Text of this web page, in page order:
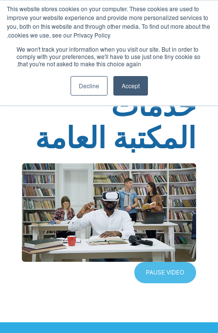
This website stores cookies on your computer. These cookies are used to
improve your website experience and provide more personalized services to
you, both on this website and through other media. To find out more about the
cookies we use, see our Privacy Policy.
We won't track your information when you visit our site. But in order to
comply with your preferences, we'll have to use just one tiny cookie so
that you're not asked to make this choice again.
Accept
Decline
خدمات
المكتبة العامة
PAUSE VIDEO
Arabic
English
Spanish
Hindi
Cantonese